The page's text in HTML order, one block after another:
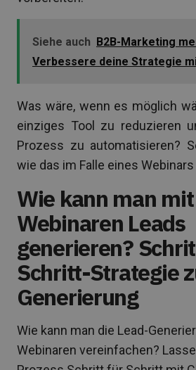
Siehe auch B2B-Marketing
Verbessere deine Strategie
Was wäre, wenn es möglich
einziges Tool zu reduzieren
Prozess zu automatisieren?
wie das im Falle eines
Wie kann man
Webinaren Leads
generieren?
Schritt-Strategie
Generierung
Wie kann man die Lead-
Webinaren vereinfachen?